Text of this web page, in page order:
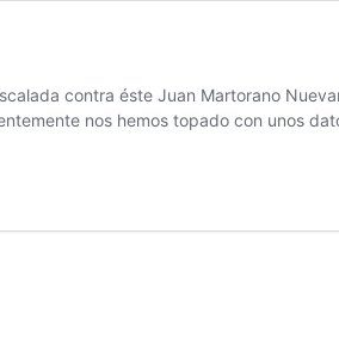
contra éste Juan Martorano
nos hemos topado con unos